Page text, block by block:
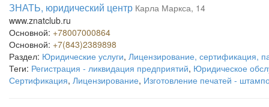
ЗНАТЬ, юридический центр Карла Маркса, 14
www.znatclub.ru
Основной: +78007000864
Основной: +7(843)2389898
Раздел: Юридические услуги, Лицензирование, сертификация,
Теги: Регистрация - ликвидация предприятий, Юридическое
Сертификация, Лицензирование, Изготовление печатей -